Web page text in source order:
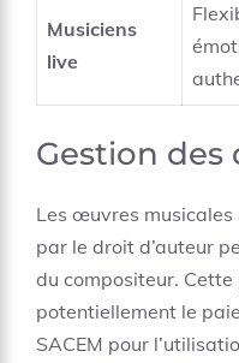
Musiciens
live
Gestion des
Les œuvres
par le droit d’auteur
du compositeur.
potentiellement le
SACEM pour